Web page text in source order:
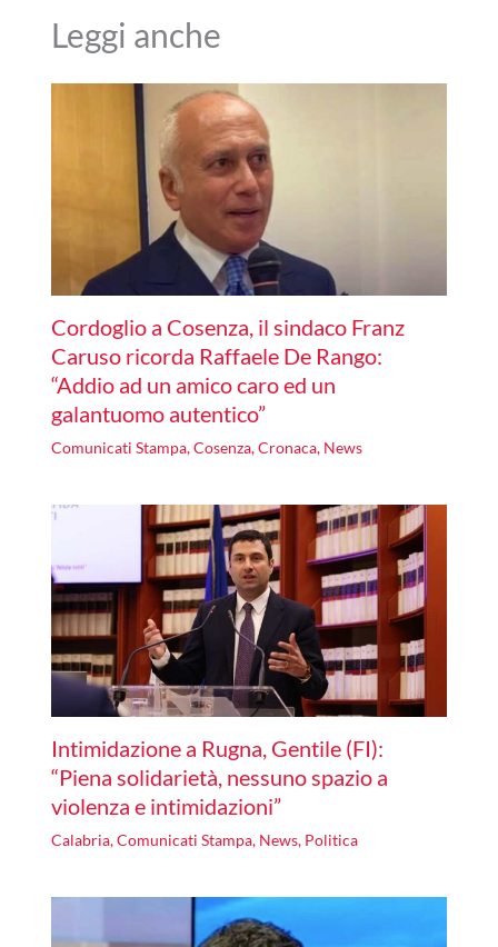
Leggi anche
Cordoglio a Cosenza, il sindaco Franz
Caruso ricorda Raffaele De Rango:
“Addio ad un amico caro ed un
galantuomo autentico”
Comunicati Stampa,Cosenza,Cronaca, News
Intimidazione a Rugna, Gentile (FI):
“Piena solidarietà, nessuno spazio a
violenza e intimidazioni”
Calabria,Comunicati Stampa, News, Politica